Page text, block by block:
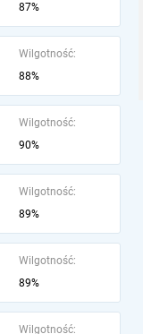
87%
Wilgotność:
88%
Wilgotność:
90%
Wilgotność:
89%
Wilgotność:
89%
Wilgotność: